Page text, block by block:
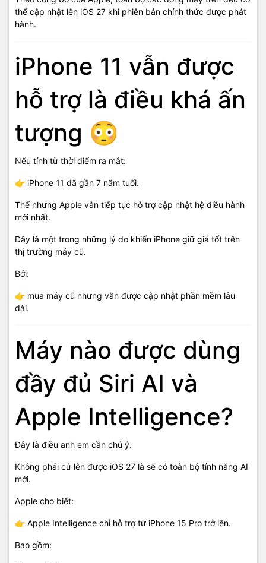
thể cập nhật lên iOS 27 khi phiên bản chính thức được phát
hành.
iPhone 11 vẫn được
hỗ trợ là điều khá ấn
tượng 😳
Nếu tính từ thời điểm ra mắt:
👉 iPhone 11 đã gần 7 năm tuổi.
Thế nhưng Apple vẫn tiếp tục hỗ trợ cập nhật hệ điều hành
mới nhất.
Đây là một trong những lý do khiến iPhone giữ giá tốt trên
thị trường máy cũ.
Bởi:
👉 mua máy cũ nhưng vẫn được cập nhật phần mềm lâu
dài.
Máy nào được dùng
đầy đủ Siri AI và
Apple Intelligence?
Đây là điều anh em cần chú ý.
Không phải cứ lên được iOS 27 là sẽ có toàn bộ tính năng AI
mới.
Apple cho biết:
👉 Apple Intelligence chỉ hỗ trợ từ iPhone 15 Pro trở lên.
Bao gồm: